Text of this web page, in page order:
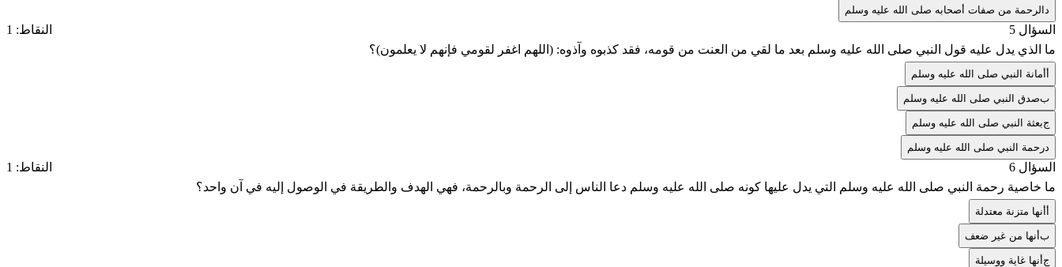
د الرحمة من صفات أصحابه صلى الله عليه وسلم
السؤال 5
النقاط: 1
ما الذي يدل عليه قول النبي صلى الله عليه وسلم بعد ما لقي من العنت من قومه، فقد كذبوه وآذوه: (اللهم اغفر لقومي فإنهم لا يعلمون)؟
أأمانة النبي صلى الله عليه وسلم
بصدق النبي صلى الله عليه وسلم
جبعثة النبي صلى الله عليه وسلم
درحمة النبي صلى الله عليه وسلم
السؤال 6
النقاط: 1
ما خاصية رحمة النبي صلى الله عليه وسلم التي يدل عليها كونه صلى الله عليه وسلم دعا الناس إلى الرحمة وبالرحمة، فهي الهدف والطريقة في الوصول إليه في آن واحد؟
أأنها متزنة معتدلة
بأنها من غير ضعف
ج أنها غاية ووسيلة